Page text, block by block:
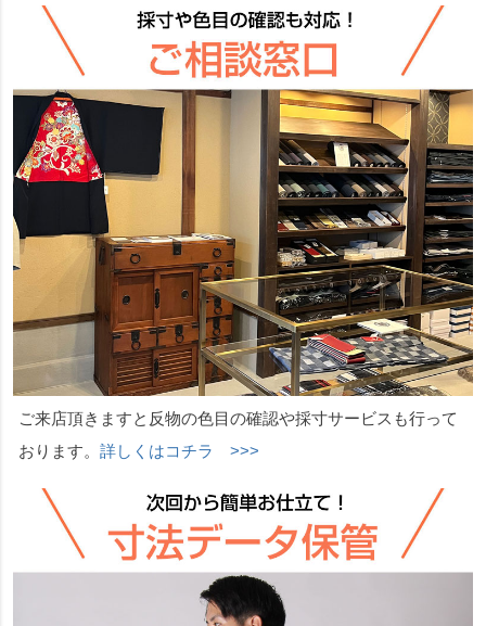
ご来店頂きますと反物の色目の確認や採寸サービスも行って
おります。 詳しくはコチラ >>>